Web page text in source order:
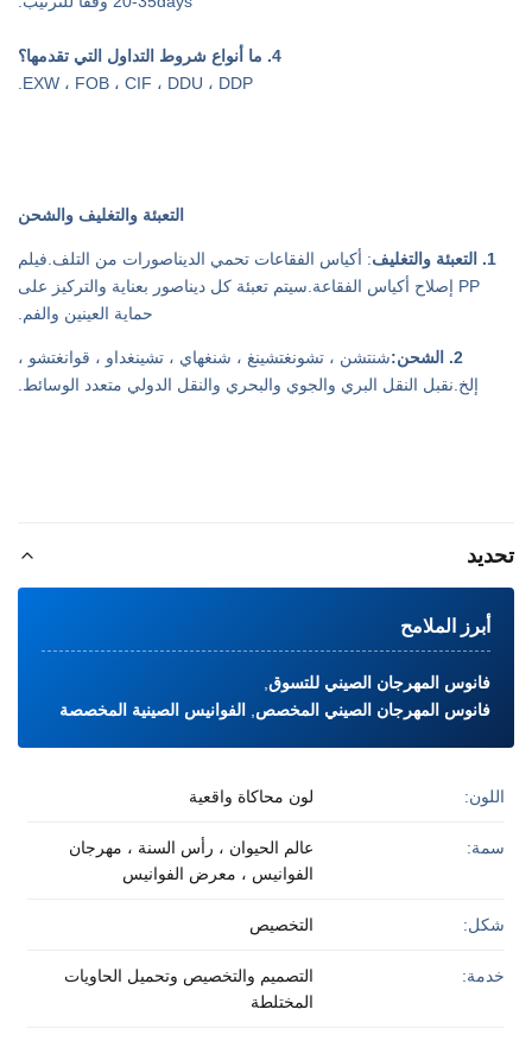
4. ما أنواع شروط التداول التي تقدمها؟
EXW ، FOB ، CIF ، DDU ، DDP.
التعبئة والتغليف والشحن
1. التعبئة والتغليف
: أكياس الفقاعات تحمي الديناصورات من التلف.فيلم
PP إصلاح أكياس الفقاعة.سيتم تعبئة كل ديناصور بعناية والتركيز على
حماية العينين والفم.
2. الشحن:
شنتشن ، تشونغتشينغ ، شنغهاي ، تشينغداو ، قوانغتشو ،
إلخ.نقبل النقل البري والجوي والبحري والنقل الدولي متعدد الوسائط.
تحديد
أبرز الملامح
فانوس المهرجان الصيني للتسوق
فانوس المهرجان الصيني المخصص الفوانيس الصينية المخصصة
اللون: لون محاكاة واقعية
سمة:
عالم الحيوان ، رأس السنة ، مهرجان
الفوانيس ، معرض الفوانيس
شكل: التخصيص
خدمة:
التصميم والتخصيص وتحميل الحاويات
المختلطة